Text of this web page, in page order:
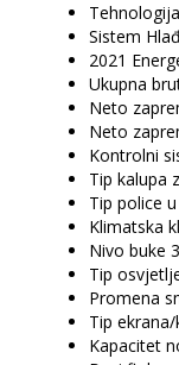
Sistem
2021
Ukupna
Neto
Neto
Kontrolni
Tip kalupa
Tip police
Klimatska
Nivo buke
Tip
Promena
Tip
Kapacitet